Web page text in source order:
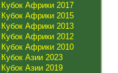
Кубок Африки 2017
Кубок Африки 2015
Кубок Африки 2013
Кубок Африки 2012
Кубок Африки 2010
Кубок Азии 2023
Кубок Азии 2019